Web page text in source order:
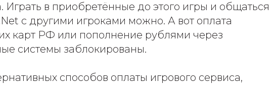
Играть в приобретённые до этого игры и общаться
с другими игроками можно. А вот оплата
карт РФ или пополнение рублями через
системы заблокированы.
способов оплаты игрового сервиса,